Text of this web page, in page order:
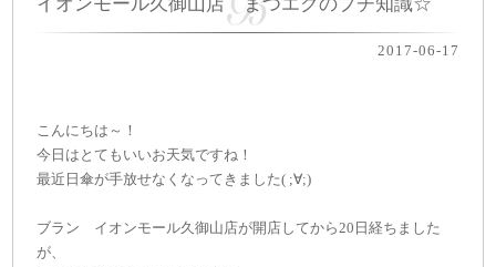
2017-06-17
こんにちは～！
今日はとてもいいお天気ですね！
最近日傘が手放せなくなってきました( ;∀;)
ブラン イオンモール久御山店が開店してから20日経ちました
が、